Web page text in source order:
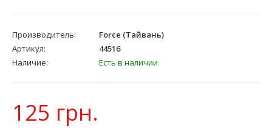
Производитель:
Force (Тайвань)
Артикул:
44516
Наличие:
Есть в наличии
125 грн.